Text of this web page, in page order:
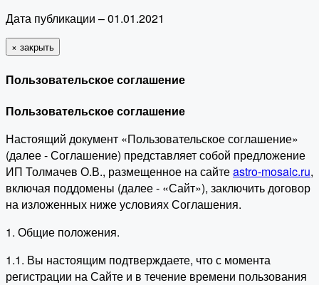
Дата публикации – 01.01.2021
× закрыть
Пользовательское соглашение
Пользовательское соглашение
Настоящий документ «Пользовательское соглашение»
(далее - Соглашение) представляет собой предложение
ИП Толмачев О.В., размещенное на сайтеastro-mosaic.ru,
включая поддомены (далее - «Сайт»), заключить договор
на изложенных ниже условиях Соглашения.
1. Общие положения.
1.1. Вы настоящим подтверждаете, что с момента
регистрации на Сайте и в течение времени пользования